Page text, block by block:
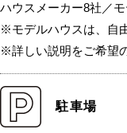
ハウスメーカー8社／
※モデルハウスは、自
※詳しい説明をご希望
駐車場